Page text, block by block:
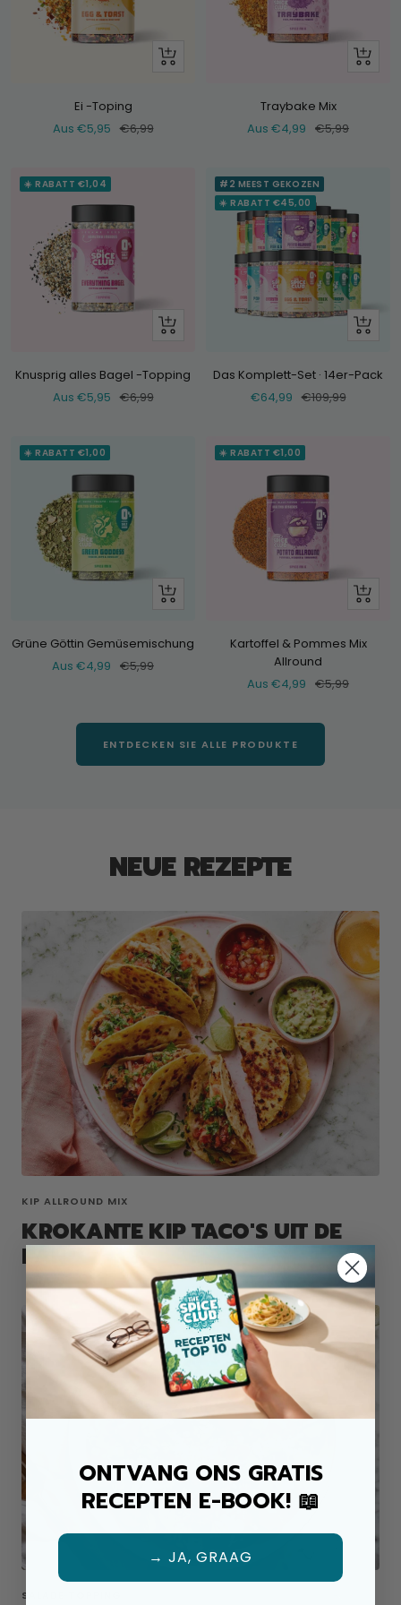
Schau
Ei -Toping
Verkaufspreis
Aus €5,95 Normaler
€6,99
Schau
Traybake Mix
Verkaufspreis
Aus €4,99 Normaler
€5,99
☀️ RABATT €1,04
Schau
Knusprig alles Bagel -Topping
Verkaufspreis
Aus €5,95 Normaler
€6,99
#2 MEEST GEKOZEN
☀️ RABATT €45,00
+
Das Komplett-Set · 14er-Pack
Verkaufspreis
€64,99 Normaler
€109,99
☀️ RABATT €1,00
Schau
Grüne Göttin Gemüsemischung
Verkaufspreis
Aus €4,99 Normaler
€5,99
☀️ RABATT €1,00
Schau
Kartoffel & Pommes Mix
Allround
Verkaufspreis
Aus €4,99 Normaler
€5,99
ENTDECKEN SIE ALLE PRODUKTE
NEUE REZEPTE
KIP ALLROUND MIX
KROKANTE KIP TACO'S UIT DE
PAN
SALADE TOPPING
ONTVANG ONS GRATIS
RECEPTEN E-BOOK! 📖
→ JA, GRAAG